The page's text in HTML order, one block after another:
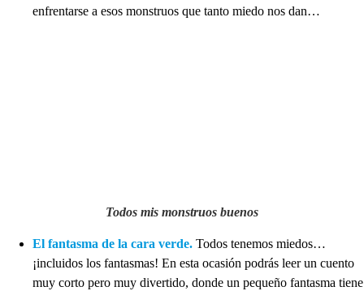
enfrentarse a esos monstruos que tanto miedo nos dan…
Todos mis monstruos buenos
El fantasma de la cara verde. Todos tenemos miedos…
¡incluidos los fantasmas! En esta ocasión podrás leer un cuento
muy corto pero muy divertido, donde un pequeño fantasma tiene